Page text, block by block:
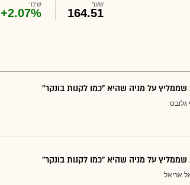
שער
164.51
שינוי
+2.07%
על מניה שהיא "כמו לקנות בונקר"
גלובס
על מניה שהיא "כמו לקנות בונקר"
אריאל